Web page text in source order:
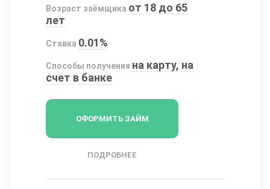
Возраст заёмщика от 18 до 65
лет
Ставка 0.01%
Способы получения на карту, на
счет в банке
ОФОРМИТЬ ЗАЙМ
ПОДРОБНЕЕ